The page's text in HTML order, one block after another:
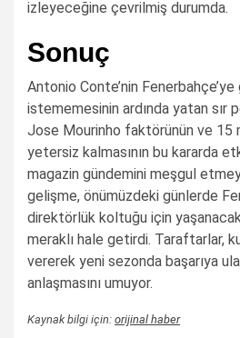
izleyeceğine çevrilmiş durumda.
Sonuç
Antonio Conte’nin
istememesinin ardında yatan sır
Jose Mourinho faktörünün ve 15
yetersiz kalmasının bu kararda
magazin gündemini meşgul
gelişme, önümüzdeki günlerde
direktörlük koltuğu için
meraklı hale getirdi. Taraftarlar,
vererek yeni sezonda başarıya
anlaşmasını umuyor.
Kaynak bilgi için: orijinal haber